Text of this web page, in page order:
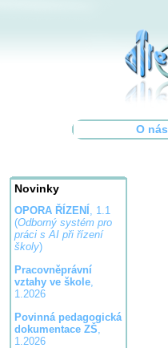
O nás
Novinky
OPORA ŘÍZENÍ , 1.1
(Odborný systém pro
práci s AI při řízení
školy)
Pracovněprávní
vztahy ve škole,
1.2026
Povinná pedagogická
dokumentace ZŠ,
1.2026